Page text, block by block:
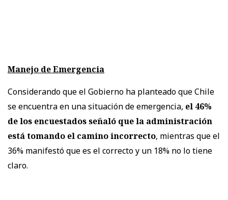
Manejo de Emergencia
Considerando que el Gobierno ha planteado que Chile
se encuentra en una situación de emergencia, el 46%
de los encuestados señaló que la administración
está tomando el camino incorrecto, mientras que el
36% manifestó que es el correcto y un 18% no lo tiene
claro.